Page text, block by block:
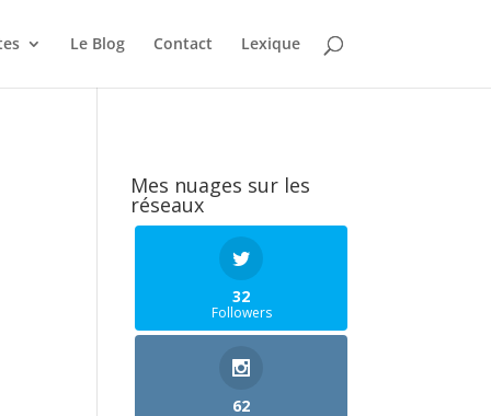
Le Blog Contact Lexique
Mes nuages sur les
réseaux
32
Followers
62